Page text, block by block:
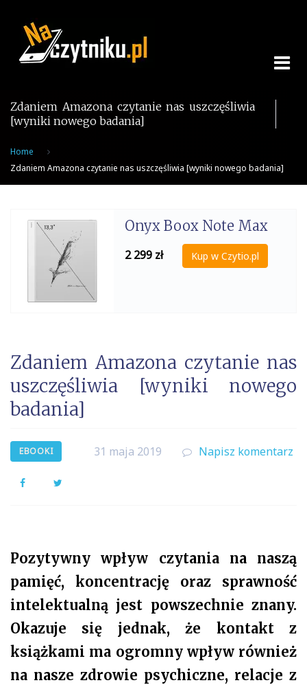
content
Zdaniem Amazona czytanie nas uszczęśliwia
[wyniki nowego badania]
Home
Zdaniem Amazona czytanie nas uszczęśliwia [wyniki nowego badania]
Onyx Boox Note Max
2 299 zł Kup w Czytio.pl
Zdaniem Amazona czytanie nas
uszczęśliwia [wyniki nowego
badania]
EBOOKI 31 maja 2019 Napisz komentarz
Facebook
Pozytywny wpływ czytania na naszą
pamięć, koncentrację oraz sprawność
intelektualną jest powszechnie znany.
Okazuje się jednak, że kontakt z
książkami ma ogromny wpływ również
na nasze zdrowie psychiczne, relacje z